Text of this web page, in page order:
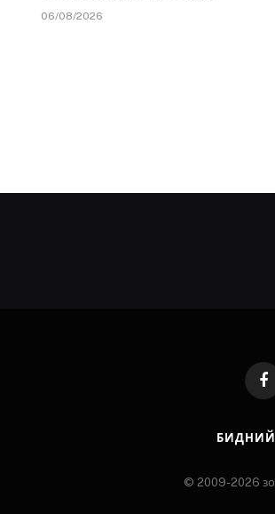
06/08/2026
БИДНИЙ
© 2009-2026